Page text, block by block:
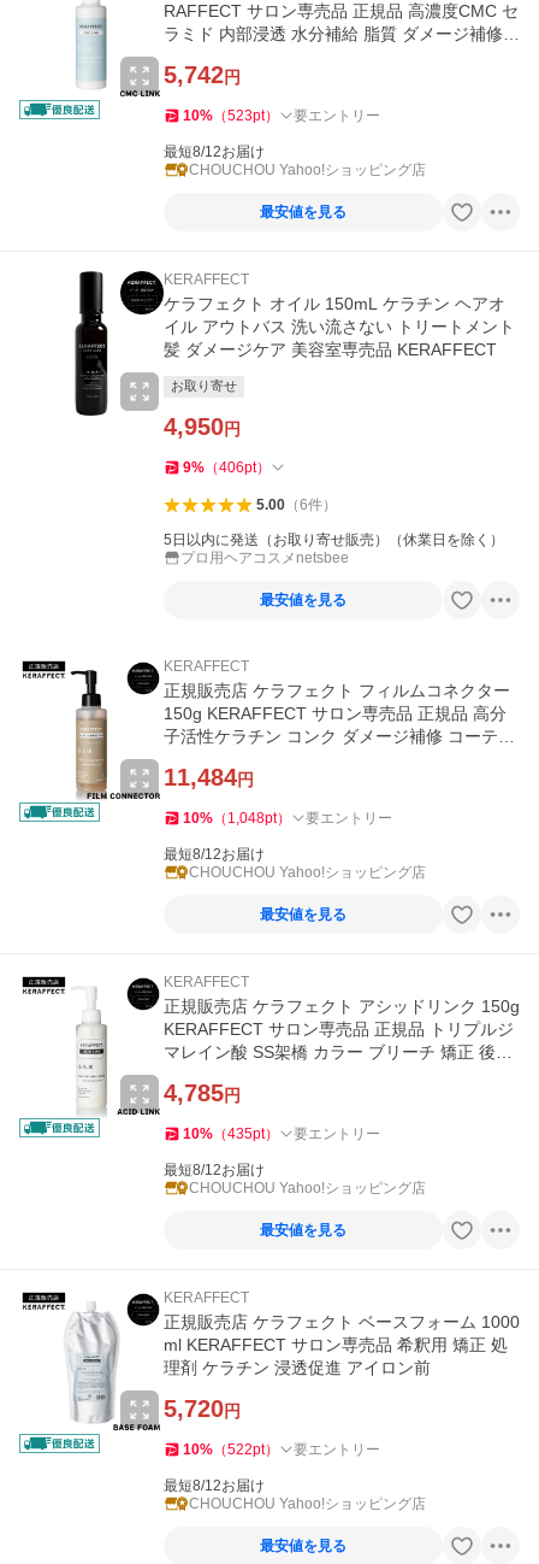
RAFFECT サロン専売品 正規品 高濃度CMC セ
ラミド 内部浸透 水分補給 脂質 ダメージ補修
5,742円
10% （523pt） 要エントリー
最短8/12お届け
CHOUCHOU Yahoo!ショッピング店
最安値を見る
KERAFFECT
ケラフェクト オイル 150mL ケラチン ヘアオ
イル アウトバス 洗い流さない トリートメント
髪 ダメージケア 美容室専売品 KERAFFECT
お取り寄せ
4,950円
9% （406pt）
5.00（6件）
5日以内に発送（お取り寄せ販売）（休業日を除く）
プロ用ヘアコスメnetsbee
最安値を見る
KERAFFECT
正規販売店 ケラフェクト フィルムコネクター
150g KERAFFECT サロン専売品 正規品 高分
子活性ケラチン コンク ダメージ補修 コーティ
11,484円
10% （ 1,048pt） 要エントリー
最短8/12お届け
CHOUCHOU Yahoo!ショッピング店
最安値を見る
KERAFFECT
正規販売店 ケラフェクト アシッドリンク 150g
KERAFFECT サロン専売品 正規品 トリプルジ
マレイン酸 SS架橋 カラー ブリーチ 矯正 後処
4,785円
10% （435pt） 要エントリー
最短8/12お届け
CHOUCHOU Yahoo!ショッピング店
最安値を見る
KERAFFECT
正規販売店 ケラフェクト ベースフォーム 1000
ml KERAFFECT サロン専売品 希釈用 矯正 処
理剤 ケラチン 浸透促進 アイロン前
5,720円
10% （522pt） 要エントリー
最短8/12お届け
CHOUCHOU Yahoo!ショッピング店
最安値を見る